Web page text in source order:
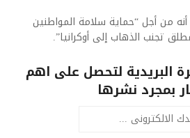
أنه من أجل “حماية سلامة المواطنين
تجنب الذهاب إلى أوكرانيا”.
البريدية لتحصل على اهم
بمجرد نشرها